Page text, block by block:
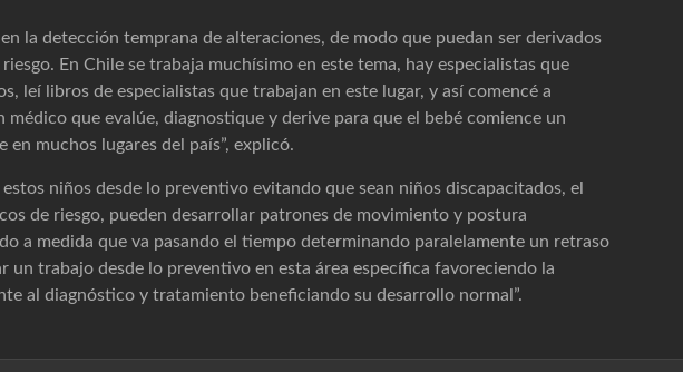
la detección temprana de alteraciones, de modo que puedan ser derivados
En Chile se trabaja muchísimo en este tema, hay especialistas que
leí libros de especialistas que trabajan en este lugar, y así comencé a
que evalúe, diagnostique y derive para que el bebé comience un
muchos lugares del país”, explicó.
niños desde lo preventivo evitando que sean niños discapacitados, el
de riesgo, pueden desarrollar patrones de movimiento y postura
a medida que va pasando el tiempo determinando paralelamente un retraso
trabajo desde lo preventivo en esta área específica favoreciendo la
al diagnóstico y tratamiento beneficiando su desarrollo normal”.